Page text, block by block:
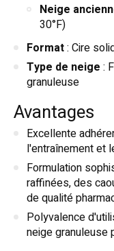
Neige
30°F)
Format: Cire
Type de neige :
granuleuse
Avantages
Excellente
l'entraînement et
Formulation
raffinées, des
de qualité
Polyvalence
neige granuleuse